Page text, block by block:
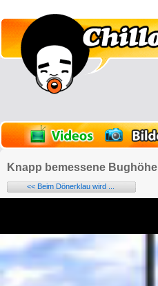
Knapp bemessene Bughöhe
<< Beim Dönerklau wird ...